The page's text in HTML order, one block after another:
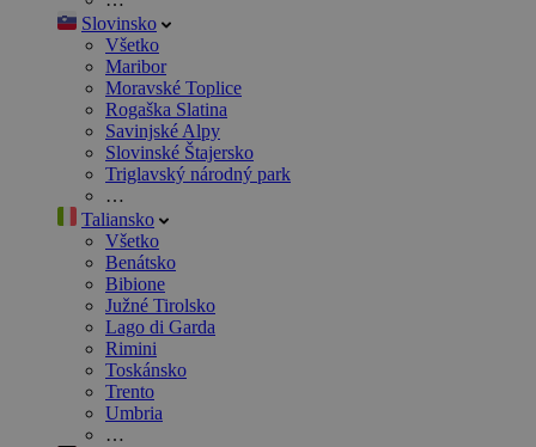
Slovinsko
Všetko
Maribor
Moravské Toplice
Rogaška Slatina
Savinjské Alpy
Slovinské Štajersko
Triglavský národný park
…
Taliansko
Všetko
Benátsko
Bibione
Južné Tirolsko
Lago di Garda
Rimini
Toskánsko
Trento
Umbria
…